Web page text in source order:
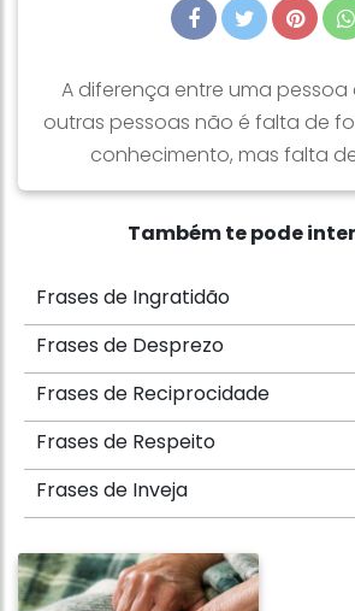
A diferença entre uma pessoa
outras pessoas não é falta de
conhecimento, mas falta
Também te pode
Frases de Ingratidão
Frases de Desprezo
Frases de Reciprocidade
Frases de Respeito
Frases de Inveja